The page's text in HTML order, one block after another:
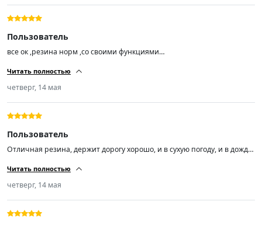
Пользователь
все ок ,резина норм ,со своими функциями
за эту цену огонь 🔥🔥🔥
Читать полностью
четверг, 14 мая
Пользователь
Отличная резина, держит дорогу хорошо, и в сухую погоду, и в дождь,
Читать полностью
четверг, 14 мая